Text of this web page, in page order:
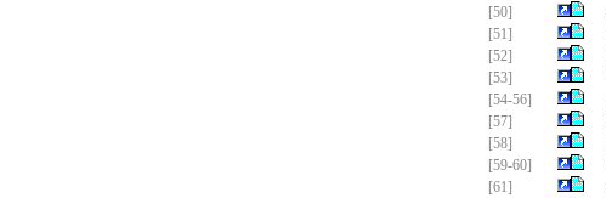
[50]
[51]
[52]
[53]
[54-56]
[57]
[58]
[59-60]
[61]